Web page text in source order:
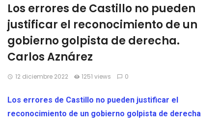
Los errores de Castillo no pueden
justificar el reconocimiento de un
gobierno golpista de derecha.
Carlos Aznárez
12 diciembre 2022 1251 views 0
Los errores de Castillo no pueden justificar el
reconocimiento de un gobierno golpista de derecha